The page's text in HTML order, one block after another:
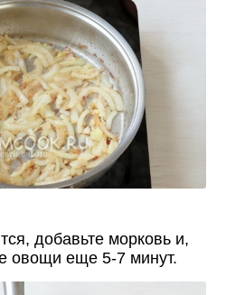
добавьте морковь и,
овощи еще 5-7 минут.